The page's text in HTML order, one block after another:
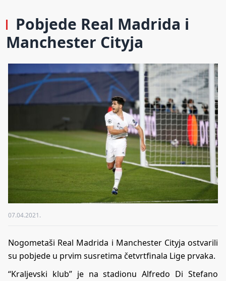
Pobjede Real Madrida i
Manchester Cityja
07.04.2021.
Nogometaši Real Madrida i Manchester Cityja ostvarili
su pobjede u prvim susretima četvrtfinala Lige prvaka.
“Kraljevski klub” je na stadionu Alfredo Di Stefano